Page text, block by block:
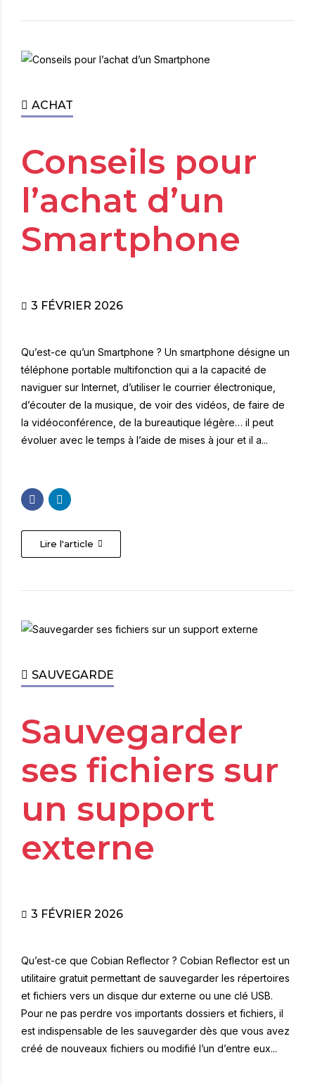
ACHAT
Conseils pour
l’achat d’un
Smartphone
3 FÉVRIER 2026
Qu’est-ce qu’un Smartphone ? Un smartphone désigne un
téléphone portable multifonction qui a la capacité de
naviguer sur Internet, d’utiliser le courrier électronique,
d’écouter de la musique, de voir des vidéos, de faire de
la vidéoconférence, de la bureautique légère… il peut
évoluer avec le temps à l’aide de mises à jour et il a...
Lire l'article
SAUVEGARDE
Sauvegarder
ses fichiers sur
un support
externe
3 FÉVRIER 2026
Qu’est-ce que Cobian Reflector ? Cobian Reflector est un
utilitaire gratuit permettant de sauvegarder les répertoires
et fichiers vers un disque dur externe ou une clé USB.
Pour ne pas perdre vos importants dossiers et fichiers, il
est indispensable de les sauvegarder dès que vous avez
créé de nouveaux fichiers ou modifié l’un d’entre eux...